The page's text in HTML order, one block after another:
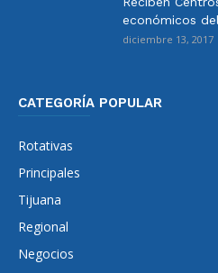
económicos
diciembre 13, 2017
CATEGORÍA POPULAR
Rotativas
Principales
Tijuana
Regional
Negocios